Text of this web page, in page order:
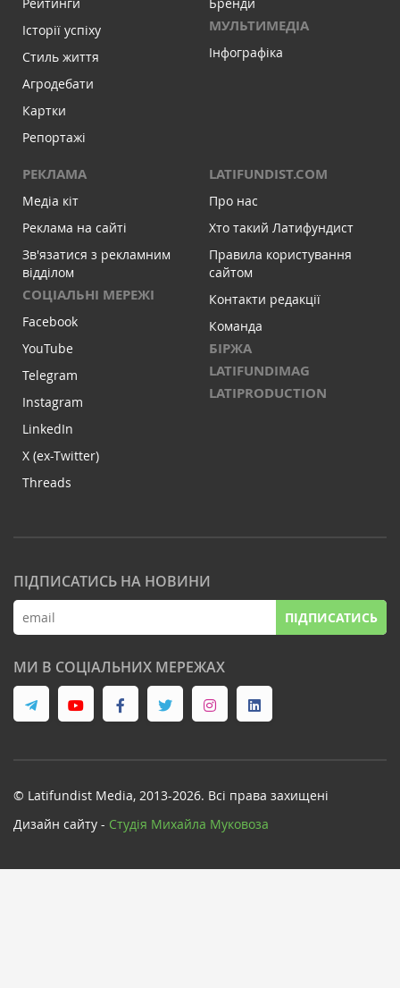
Рейтинги
Історії успіху
Стиль життя
Агродебати
Картки
Репортажі
Бренди
МУЛЬТИМЕДІА
Інфографіка
РЕКЛАМА
Медіа кіт
Реклама на сайті
Зв'язатися з рекламним
відділом
СОЦІАЛЬНІ МЕРЕЖІ
Facebook
YouTube
Telegram
Instagram
LinkedIn
X (ex-Twitter)
Threads
LATIFUNDIST.COM
Про нас
Хто такий Латифундист
Правила користування
сайтом
Контакти редакції
Команда
БІРЖА
LATIFUNDIMAG
LATIPRODUCTION
ПІДПИСАТИСЬ НА НОВИНИ
ПІДПИСАТИСЬ
МИ В СОЦІАЛЬНИХ МЕРЕЖАХ
© Latifundist Media, 2013-2026. Всі права захищені
Дизайн сайту - Cтудія Михайла Муковоза